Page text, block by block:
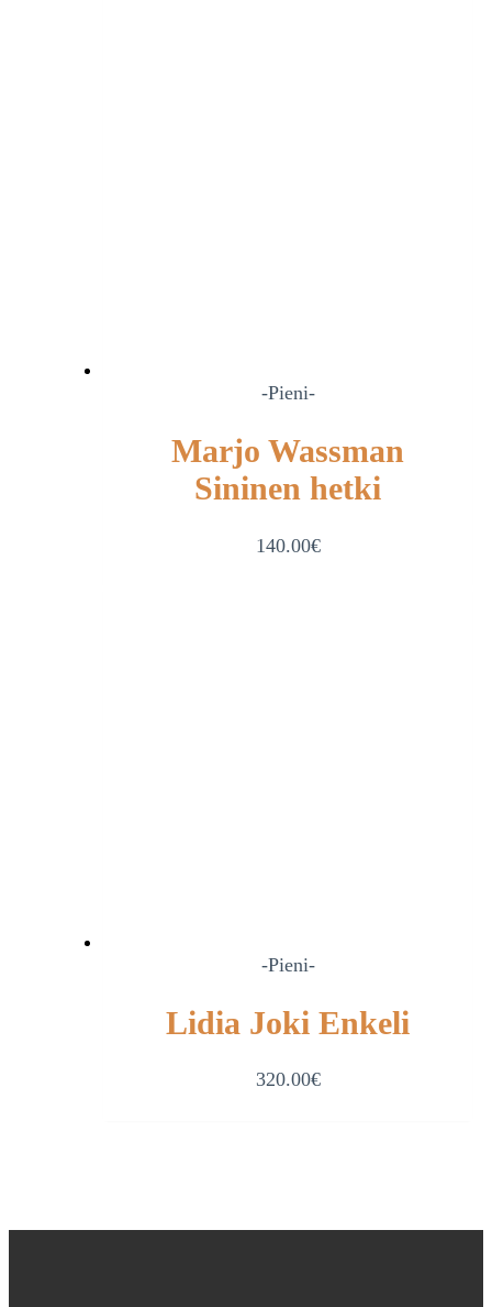
-Pieni-
Marjo Wassman
Sininen hetki
140.00€
-Pieni-
Lidia Joki Enkeli
320.00€